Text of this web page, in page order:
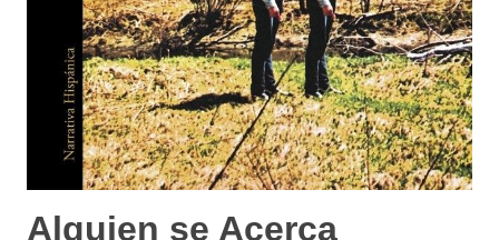
Alguien se Acerca